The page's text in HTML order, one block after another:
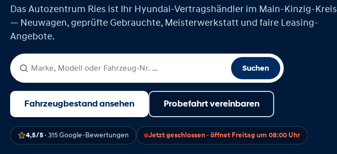
Das Autozentrum Ries ist Ihr Hyundai-Vertragshändler im Main-Kinzig-Kreis
— Neuwagen, geprüfte Gebrauchte, Meisterwerkstatt und faire Leasing-
Angebote.
Fahrzeug suchen
Suchen
Fahrzeugbestand ansehen Probefahrt vereinbaren
4,5 / 5 · 315 Google-Bewertungen Jetzt geschlossen · öffnet Freitag um 08:00 Uhr